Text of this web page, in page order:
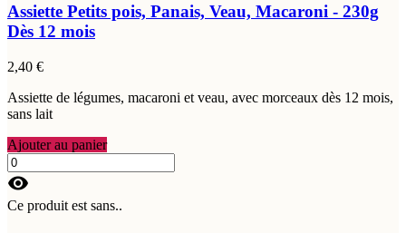
Assiette Petits pois, Panais, Veau, Macaroni - 230g
Dès 12 mois
2,40 €
Assiette de légumes, macaroni et veau, avec morceaux dès 12 mois,
sans lait
Ajouter au panier
visibility
Ce produit est sans..